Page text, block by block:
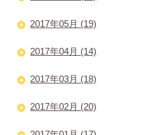
2017年05月 (19)
2017年04月 (14)
2017年03月 (18)
2017年02月 (20)